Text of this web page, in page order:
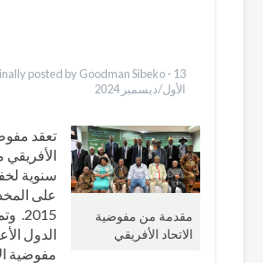
posted by Goodman Sibeko -
الأول/ديسمبر 2024
مقدمة من مفوضية
الاتحاد الأفريقي
تعقد
سنوية
على
الدول
مفوضية